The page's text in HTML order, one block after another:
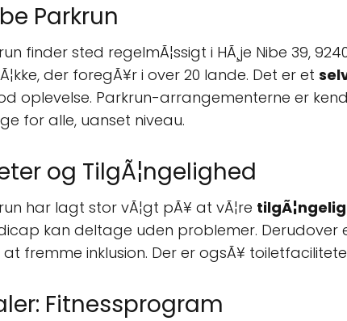
Parkrun
finder sted regelmÃ¦ssigt i HÃ¸je Nibe 39,
der foregÃ¥r i over 20 lande. Det er et
oplevelse. Parkrun-arrangementerne er
for alle, uanset niveau.
og TilgÃ¦ngelighed
har lagt stor vÃ¦gt pÃ¥ at vÃ¦re tilgÃ¦ngelig
kan deltage uden problemer. Derudover
fremme inklusion. Der er ogsÃ¥
Fitnessprogram